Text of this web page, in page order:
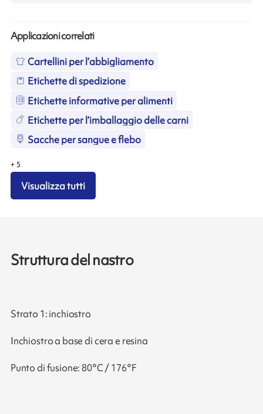
Applicazioni correlati
Cartellini per l’abbigliamento
Etichette di spedizione
Etichette informative per alimenti
Etichette per l’imballaggio delle carni
Sacche per sangue e flebo
+ 5
Visualizza tutti
Struttura del nastro
Strato 1: inchiostro
Inchiostro a base di cera e resina
Punto di fusione: 80°C / 176°F